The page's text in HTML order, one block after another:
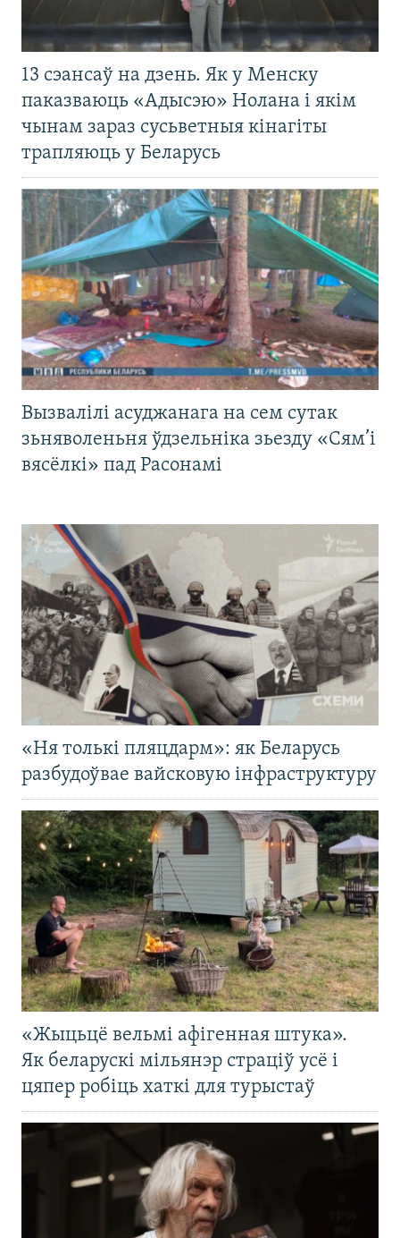
13 сэансаў на дзень. Як у Менску
паказваюць «Адысэю» Нолана і якім
чынам зараз сусьветныя кінагіты
трапляюць у Беларусь
Вызвалілі асуджанага на сем сутак
зьняволеньня ўдзельніка зьезду «Сям’і
вясёлкі» пад Расонамі
«Ня толькі пляцдарм»: як Беларусь
разбудоўвае вайсковую інфраструктуру
«Жыцьцё вельмі афігенная штука».
Як беларускі мільянэр страціў усё і
цяпер робіць хаткі для турыстаў